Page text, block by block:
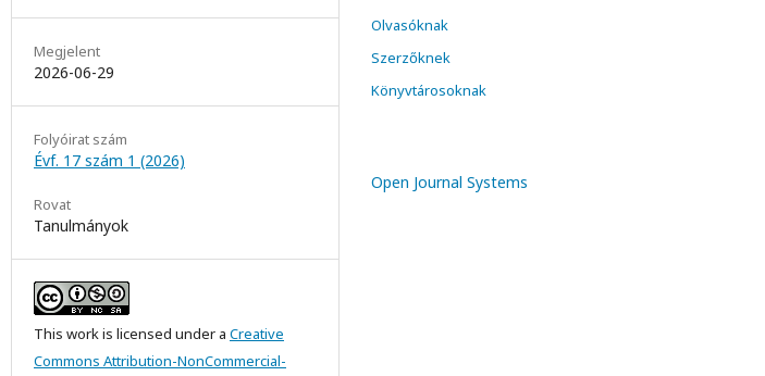
Megjelent
2026-06-29
Folyóirat szám
Évf. 17 szám 1 (2026)
Rovat
Tanulmányok
This work is licensed under a Creative
Commons Attribution-NonCommercial-
Olvasóknak
Szerzőknek
Könyvtárosoknak
Open Journal Systems